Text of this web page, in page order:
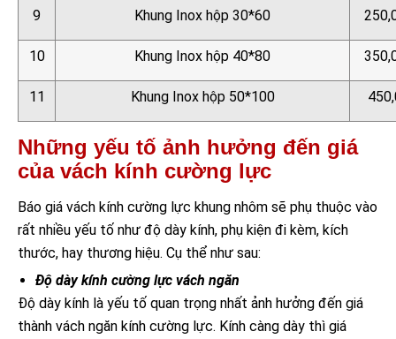
9 Khung Inox hộp 30*60
10 Khung Inox hộp 40*80
11 Khung Inox hộp 50*100
Những yếu tố ảnh hưởng đến giá
của vách kính cường lực
Báo giá vách kính cường lực khung nhôm sẽ phụ thuộc vào
rất nhiều yếu tố như độ dày kính, phụ kiện đi kèm, kích
thước, hay thương hiệu. Cụ thể như sau:
Độ dày kính cường lực vách ngăn
Độ dày kính là yếu tố quan trọng nhất ảnh hưởng đến giá
thành vách ngăn kính cường lực. Kính càng dày thì giá